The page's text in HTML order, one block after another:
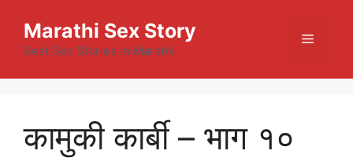
content
Marathi Sex Story
Best Sex Stories In Marathi
Menu
कामुकी कार्बी – भाग १०